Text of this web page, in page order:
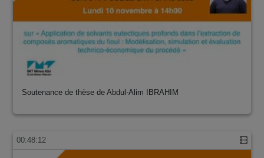
Soutenance de thèse de Abdul-Alim IBRAHIM
00:48:12